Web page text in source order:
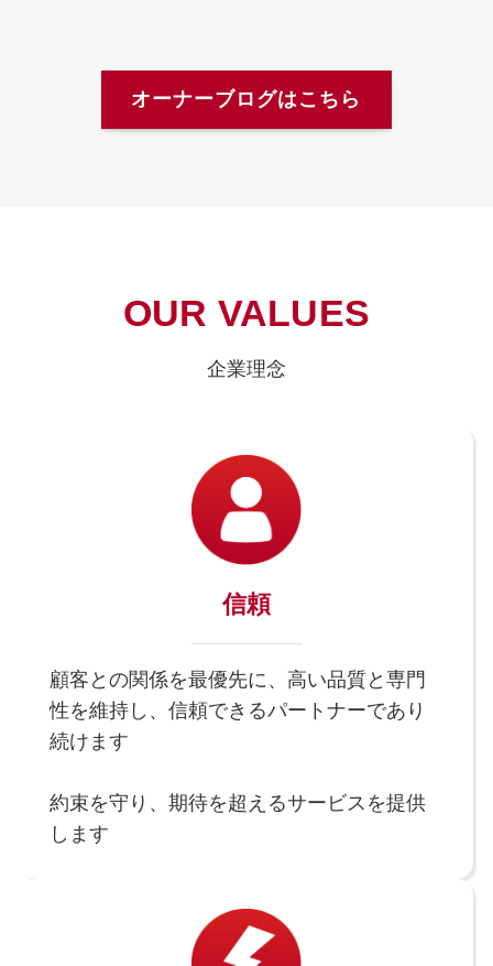
オーナーブログはこちら
OUR VALUES
企業理念
信頼
顧客との関係を最優先に、高い品質と専門
性を維持し、信頼できるパートナーであり
続けます
約束を守り、期待を超えるサービスを提供
します